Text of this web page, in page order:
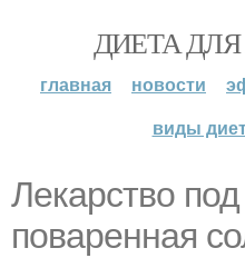
ДИЕТА
главная новости
виды
Лекарство
поваренная